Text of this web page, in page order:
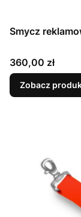
Smycz
Cena
360,00 zł
Zobacz